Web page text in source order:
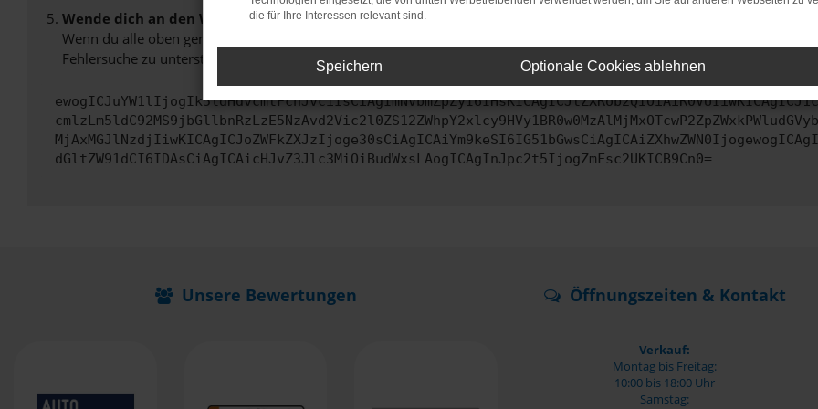
Wende dich an den Webseitenbetreiber.
Wenn du alle oben genannten Schritte versucht hast, kontaktiere uns bitte. Wir werden versuchen, das Problem zu
Fehlersuche zu unterstützen:
dGltZW91dCI6IDAsCiAgICAicHJvZ3Jlc3MiOiBudWxsLAogICAgInJpc2t5IjogZmFsc2UKICB9Cn0=
Unsere Bewertungen Öffnungszeiten & Kontakt
Verkauf:
Montag bis Freitag:
10:00 bis 18:00 Uhr
Samstag:
die für Ihre Interessen relevant sind.
Speichern Optionale Cookies ablehnen